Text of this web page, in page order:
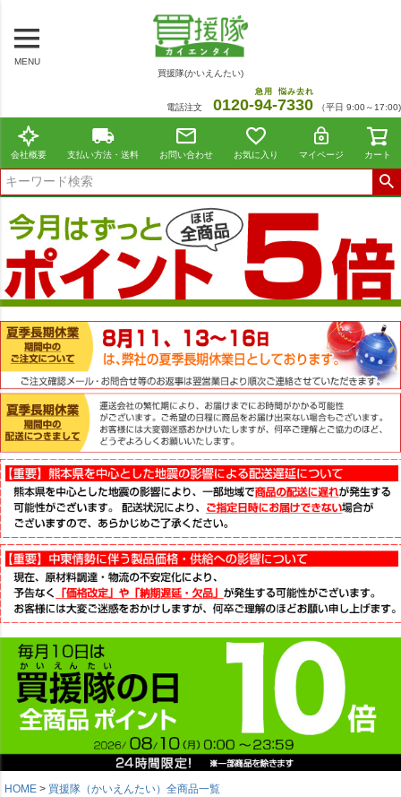
MENU
買援隊(かいえんたい)
電話注文 0120-94
急用
-7330
悩み去れ
（平日 9:00～17:00)
会社概要 支払い方法・送料 お問い合わせ お気に入り マイページ カート
HOME
買援隊（かいえんたい）全商品一覧